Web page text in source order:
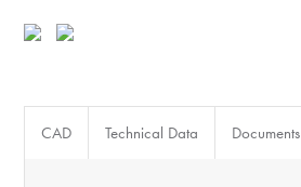
CAD Technical Data Documents